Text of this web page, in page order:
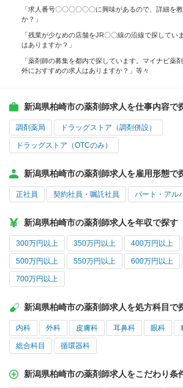
「求人番号〇〇〇〇〇〇に興味があるので、詳細を
か？」
「残業が少なめの店舗をJR〇〇線の沿線で探してい
はありますか？」
「薬剤師の募集を都内で探しています。マイナビ薬
外におすすめの求人はありますか？」等々
新潟県柏崎市の薬剤師求人を仕事内容で
調剤薬局 ドラッグストア（調剤併設）
ドラッグストア（OTCのみ）
新潟県柏崎市の薬剤師求人を雇用形態で
正社員 契約社員・嘱託社員 パート・アル
新潟県柏崎市の薬剤師求人を年収で探す
300万円以上 350万円以上 400万円以上
500万円以上 550万円以上 600万円以上
700万円以上
新潟県柏崎市の薬剤師求人を処方科目で
内科 外科 皮膚科 耳鼻科 眼科
総合科目 循環器科
新潟県柏崎市の薬剤師求人をこだわり条